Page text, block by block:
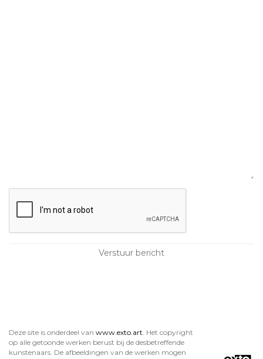
Deze site is onderdeel van www.exto.art. Het copyright
op alle getoonde werken berust bij de desbetreffende
kunstenaars. De afbeeldingen van de werken mogen